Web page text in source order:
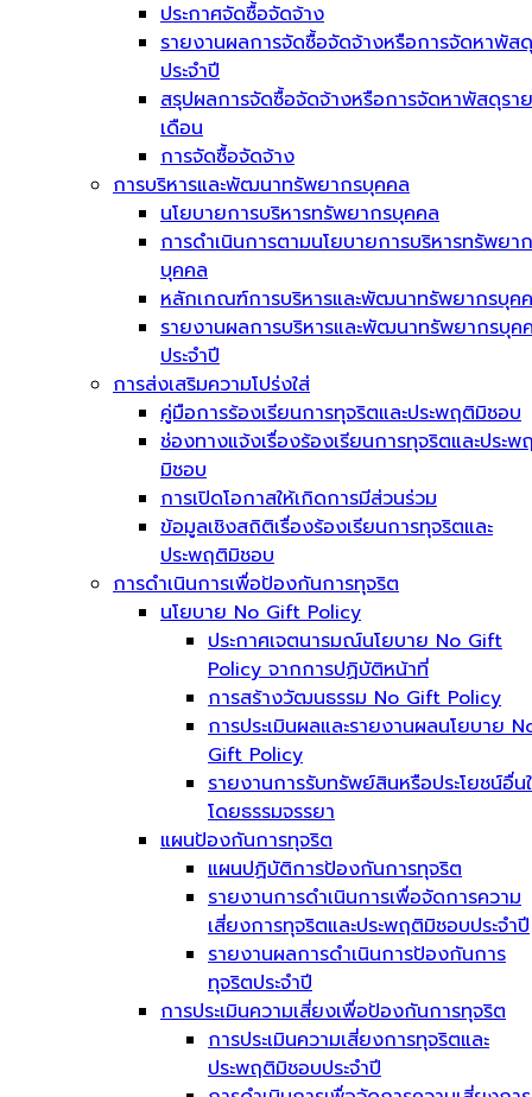
ประกาศจัดซื้อจัดจ้าง
รายงานผลการจัดซื้อจัดจ้างหรือการจัดหาพัสดุ
ประจำปี
สรุปผลการจัดซื้อจัดจ้างหรือการจัดหาพัสดุราย
เดือน
การจัดซื้อจัดจ้าง
การบริหารและพัฒนาทรัพยากรบุคคล
นโยบายการบริหารทรัพยากรบุคคล
การดำเนินการตามนโยบายการบริหารทรัพยา
บุคคล
หลักเกณฑ์การบริหารและพัฒนาทรัพยากรบุค
รายงานผลการบริหารและพัฒนาทรัพยากรบุค
ประจำปี
การส่งเสริมความโปร่งใส่
คู่มือการร้องเรียนการทุจริตและประพฤติมิชอบ
ช่องทางแจ้งเรื่องร้องเรียนการทุจริตและประพ
มิชอบ
การเปิดโอกาสให้เกิดการมีส่วนร่วม
ข้อมูลเชิงสถิติเรื่องร้องเรียนการทุจริตและ
ประพฤติมิชอบ
การดำเนินการเพื่อป้องกันการทุจริต
นโยบาย No Gift Policy
ประกาศเจตนารมณ์นโยบาย No Gift
Policy จากการปฏิบัติหน้าที่
การสร้างวัฒนธรรม No Gift Policy
การประเมินผลและรายงานผลนโยบาย
Gift Policy
รายงานการรับทรัพย์สินหรือประโยชน์อื่น
โดยธรรมจรรยา
แผนป้องกันการทุจริต
แผนปฏิบัติการป้องกันการทุจริต
รายงานการดำเนินการเพื่อจัดการความ
เสี่ยงการทุจริตและประพฤติมิชอบประจำปี
รายงานผลการดำเนินการป้องกันการ
ทุจริตประจำปี
การประเมินความเสี่ยงเพื่อป้องกันการทุจริต
การประเมินความเสี่ยงการทุจริตและ
ประพฤติมิชอบประจำปี